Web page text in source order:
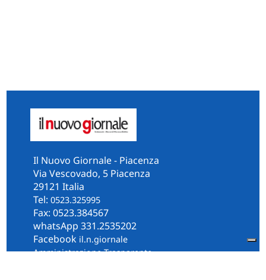
Il Nuovo Giornale - Piacenza
Via Vescovado, 5 Piacenza
29121 Italia
Tel: 0523.325995
Fax: 0523.384567
whatsApp 331.2535202
Facebook il.n.giornale
Amministrazione Trasparente